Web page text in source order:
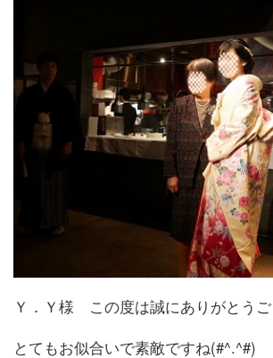
Ｙ．Ｙ様 この度は誠にありがとうご
とてもお似合いで素敵ですね(#^.^#)